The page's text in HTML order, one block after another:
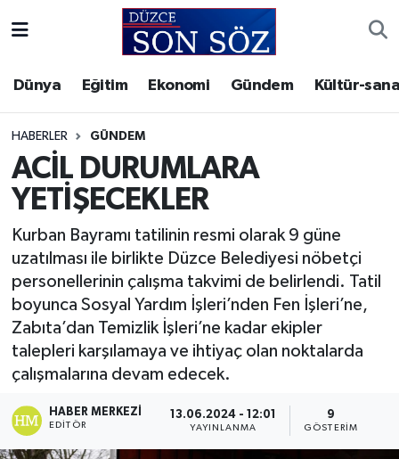
Dünya Eğitim Ekonomi Gündem Kültür-
HABERLER GÜNDEM
ACİL DURUMLARA
YETİŞECEKLER
Kurban Bayramı tatilinin resmi olarak 9 güne
uzatılması ile birlikte Düzce Belediyesi nöbetçi
personellerinin çalışma takvimi de belirlendi. Tatil
boyunca Sosyal Yardım İşleri’nden Fen İşleri’ne,
Zabıta’dan Temizlik İşleri’ne kadar ekipler
talepleri karşılamaya ve ihtiyaç olan noktalarda
çalışmalarına devam edecek.
HABER MERKEZI
EDITÖR
13.06.2024 - 12:01
YAYINLANMA
9
GÖSTERIM
Gizlilik Sözleşmesi
İletişim
Künye
Video Galeri
Akçakoca Hava Durumu
Akçakoca Trafik Yoğunluk Haritası
Süper Lig Puan Durumu ve Fikstür
Tüm Manşetler
Son Dakika Haberleri